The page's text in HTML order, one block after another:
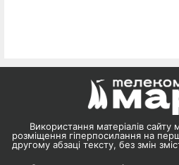
Використання матеріалів
розміщення гіперпосилання на
другому абзаці тексту, без змін